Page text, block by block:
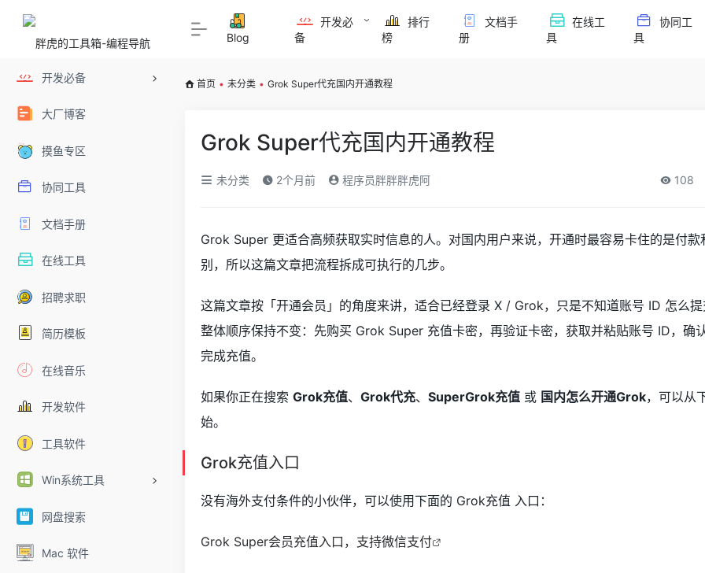
开发必备
大厂博客
摸鱼专区
协同工具
文档手册
在线工具
招聘求职
简历模板
在线音乐
开发软件
工具软件
Win系统工具
网盘搜索
Mac 软件
Blog
开发必
备
排行
榜
文档手
册
在线工
具
协同工
具
首页 • 未分类 • Grok Super代充国内开通教程
Grok Super代充国内开通教程
未分类 2个月前 程序员胖胖胖虎阿 108
Grok Super 更适合高频获取实时信息的人。对国内用户来说，开通时最容易卡住的是付款
别，所以这篇文章把流程拆成可执行的几步。
这篇文章按「开通会员」的角度来讲，适合已经登录 X / Grok，只是不知道账号 ID 怎么提
整体顺序保持不变：先购买 Grok Super 充值卡密，再验证卡密，获取并粘贴账号 ID，确
完成充值。
如果你正在搜索 Grok充值、 Grok代充、 SuperGrok充值 或 国内怎么开通Grok，可以从
始。
Grok充值入口
没有海外支付条件的小伙伴，可以使用下面的 Grok充值 入口：
Grok Super会员充值入口，支持微信支付